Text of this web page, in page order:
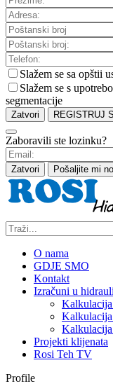
Slažem se sa opštii
Slažem se s
segmentacije
Zatvori REGISTRUJ
Zaboravili ste lozinku?
Zatvori Pošaljite mi
O nama
GDJE SMO
Kontakt
Izračuni u
Projekti klijenata
Rosi Teh TV
Profile